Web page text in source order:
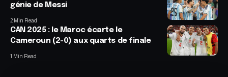
génie de Messi
2 Min Read
CAN 2025 : le Maroc écarte le
Cameroun (2-0) aux quarts de finale
1 Min Read